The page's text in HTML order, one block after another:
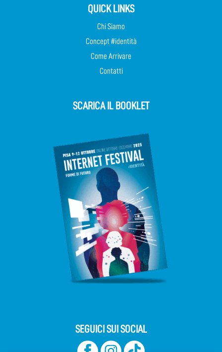
QUICK LINKS
Chi Siamo
Concept #identità
Come Arrivare
Contatti
SCARICA IL BOOKLET
SEGUICI SUI SOCIAL